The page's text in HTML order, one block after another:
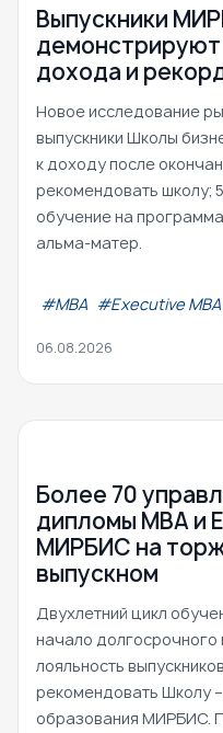
Выпускники
дохода и
Новое исследование
выпускники Школы
к доходу после
рекомендовать школу;
обучение на
альма-матер.
#МВА #Executive MBA
06.08.2026
Более 70
дипломы MBA и
МИРБИС на
выпускном
Двухлетний цикл
начало долгосрочного
лояльность
рекомендовать Школу
образования МИРБИС.